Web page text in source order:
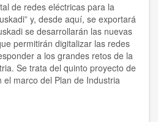
de redes eléctricas para la
y, desde aquí, se exportará
se desarrollarán las nuevas
permitirán digitalizar las redes
a los grandes retos de la
Se trata del quinto proyecto de
marco del Plan de Industria